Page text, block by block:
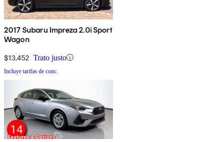
2017 Subaru Impreza 2.0i Sport
Wagon
$13,452 Trato justo
Incluye tarifas de conc.